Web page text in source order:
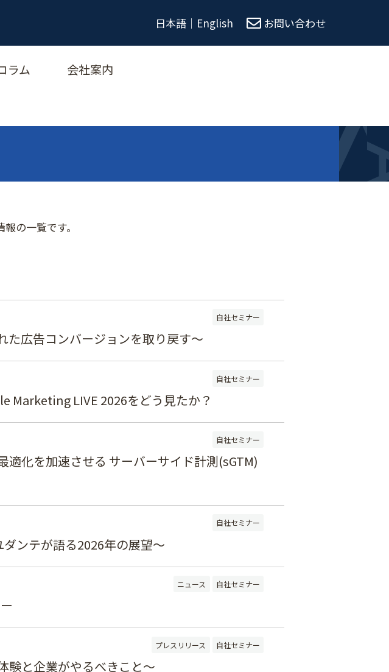
日本語 ｜ English お問い合わせ
ラム 会社案内
の一覧です。
自社セミナー
た広告コンバージョンを取り戻す～
自社セミナー
Marketing LIVE 2026をどう見たか？
自社セミナー
化を加速させる サーバーサイド計測(sGTM)
自社セミナー
ンテが語る2026年の展望～
ニュース 自社セミナー
プレスリリース 自社セミナー
験と企業がやるべきこと～